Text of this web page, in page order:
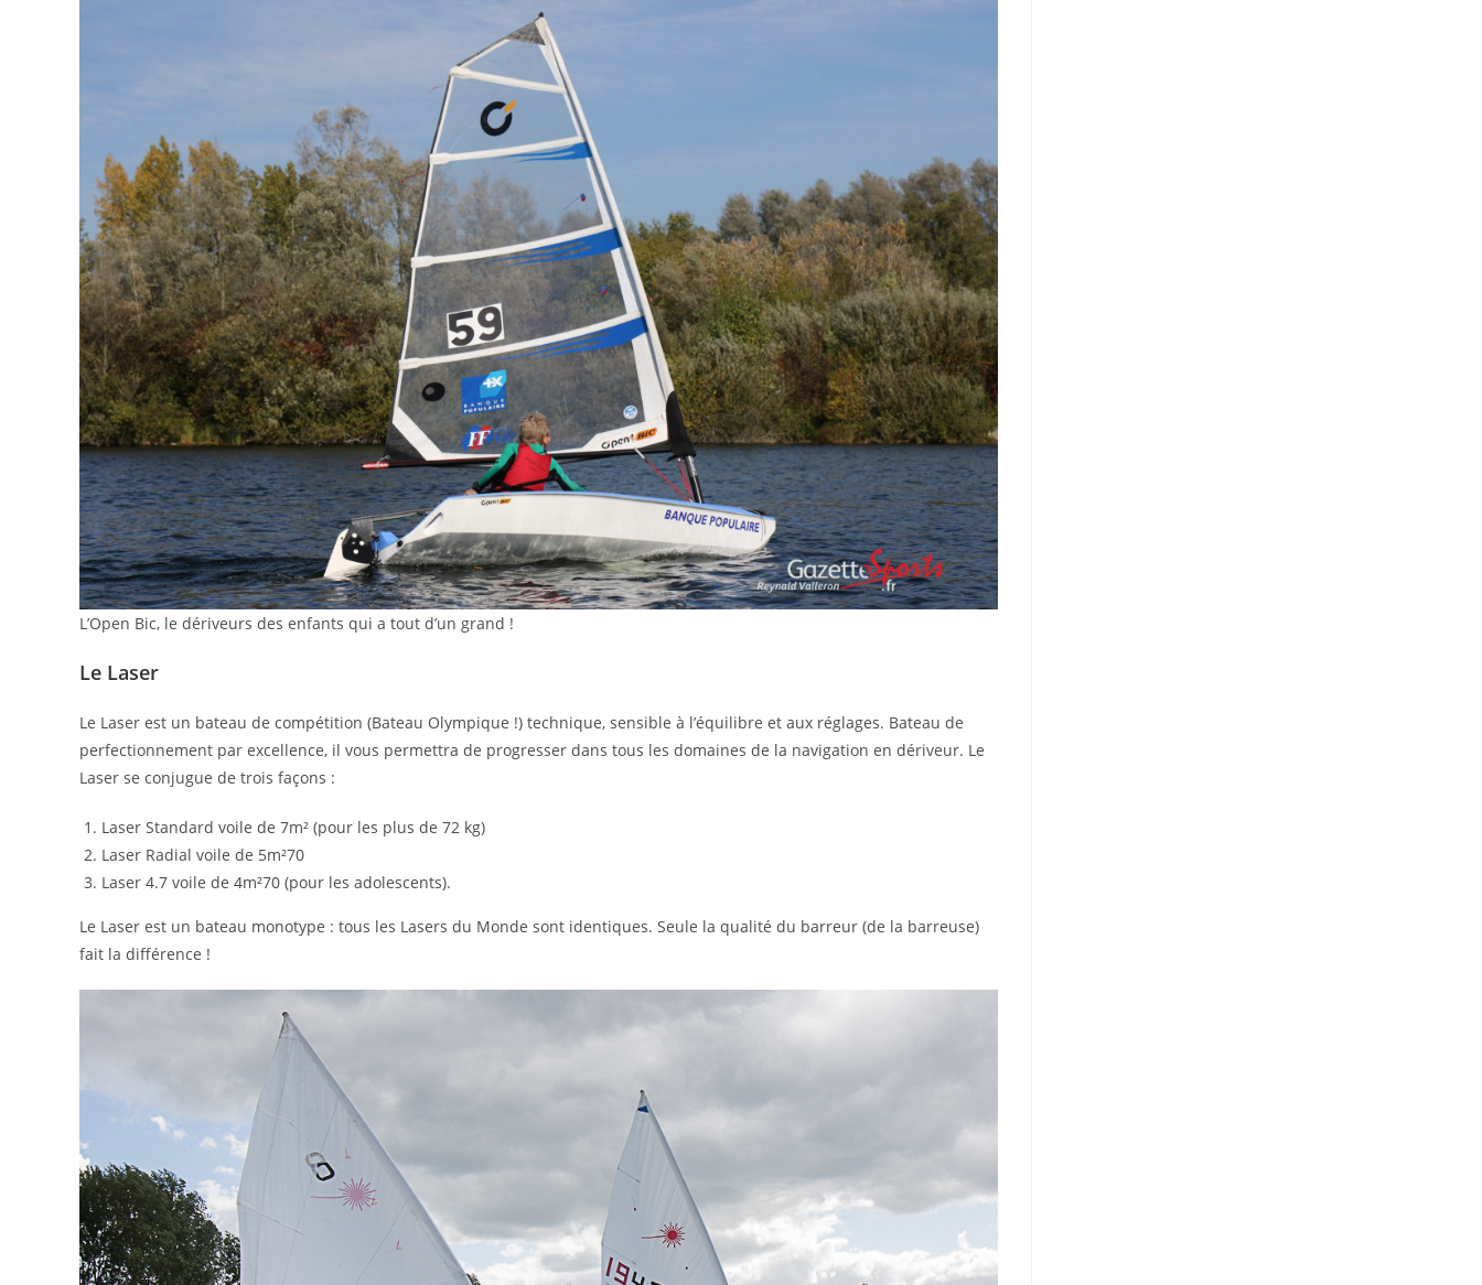
L’Open Bic, le dériveurs des enfants qui a tout d’un grand !
Le Laser
Le Laser est un bateau de compétition (Bateau Olympique !) technique, sensible à l’équilibre et aux réglages. Bateau de
perfectionnement par excellence, il vous permettra de progresser dans tous les domaines de la navigation en dériveur. Le
Laser se conjugue de trois façons :
Laser Standard voile de 7m² (pour les plus de 72 kg)
Laser Radial voile de 5m²70
Laser 4.7 voile de 4m²70 (pour les adolescents).
Le Laser est un bateau monotype : tous les Lasers du Monde sont identiques. Seule la qualité du barreur (de la barreuse)
fait la différence !